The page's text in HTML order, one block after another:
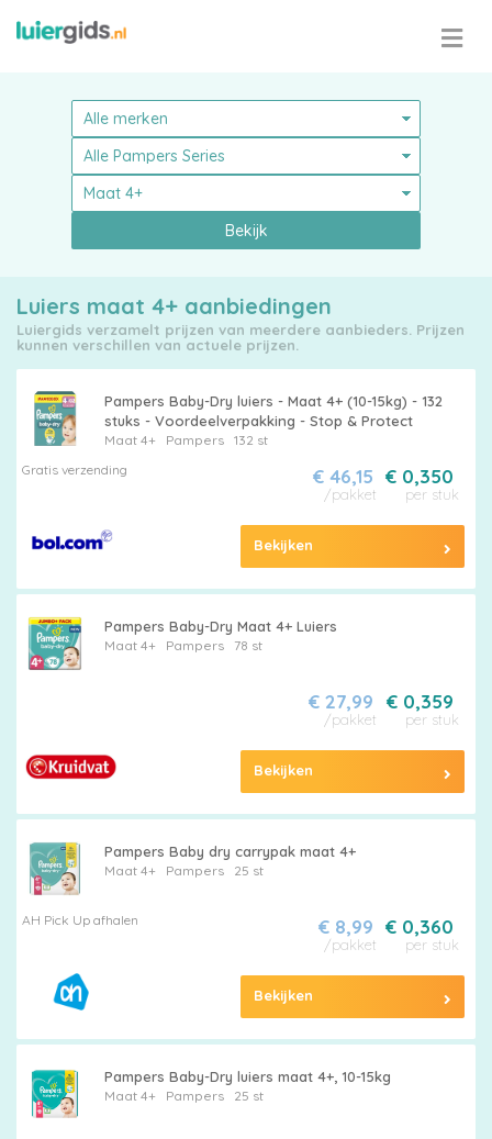
Alle
luiers
Luierbroekjes
Billendoekjes
Maten
&
Series
Bekijk
Luiers maat 4+ aanbiedingen
Luiergids verzamelt prijzen van meerdere aanbieders. Prijzen
kunnen verschillen van actuele prijzen.
Pampers Baby-Dry luiers - Maat 4+ (10-15kg) - 132
stuks - Voordeelverpakking - Stop & Protect
Maat 4+ Pampers
132 st
Gratis verzending
€ 0,350
per stuk
€ 46,15
/pakket
Bekijken
Pampers Baby-Dry Maat 4+ Luiers
Maat 4+ Pampers 78 st
€ 0,359
per stuk
€ 27,99
/pakket
Bekijken
Pampers Baby dry carrypak maat 4+
Maat 4+ Pampers 25 st
AH Pick Up afhalen € 0,360
per stuk
€ 8,99
/pakket
Bekijken
Pampers Baby-Dry luiers maat 4+, 10-15kg
Maat 4+ Pampers 25 st